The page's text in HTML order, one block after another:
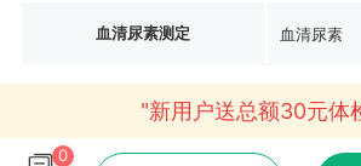
血清尿素测定 血清尿素
"新用户送总额30元体
0